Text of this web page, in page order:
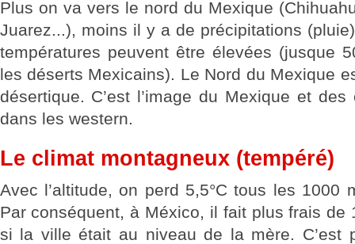
Plus on va vers le nord du Mexique
Juarez...), moins il y a de précipitations
températures peuvent être élevées (jusque
les déserts Mexicains). Le Nord du Mexique
désertique. C’est l’image du Mexique et
dans les western.
Le climat montagneux (tempéré)
Avec l’altitude, on perd 5,5°C tous les 1000
Par conséquent, à México, il fait plus frais de
si la ville était au niveau de la mère. C’est